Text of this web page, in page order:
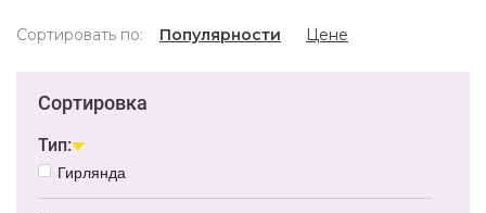
Сортировать по: Популярности Цене
Сортировка
Тип:
Гирлянда